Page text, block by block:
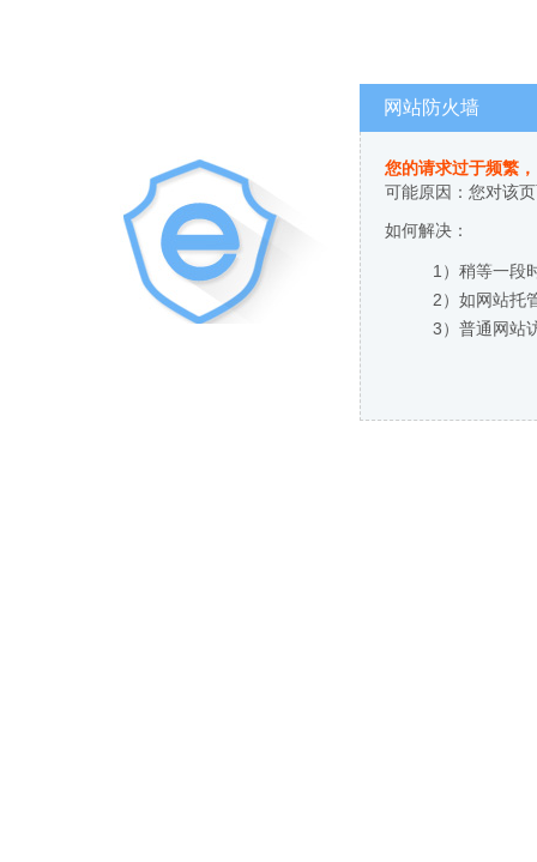
网站防火墙
您的请求过于频繁
可能原因：您对该
如何解决：
1）稍等一段
2）如网站托
3）普通网站